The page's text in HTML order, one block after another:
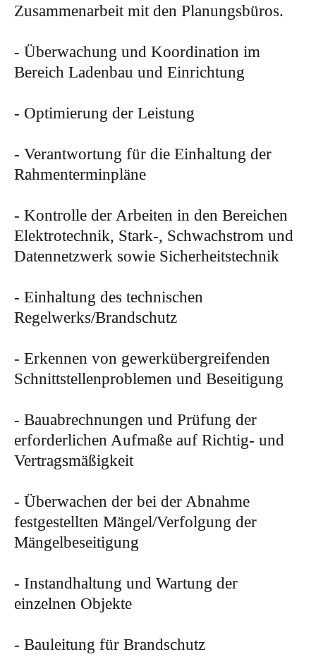
Zusammenarbeit mit den Planungsbüros.
- Überwachung und Koordination im
Bereich Ladenbau und Einrichtung
- Optimierung der Leistung
- Verantwortung für die Einhaltung der
Rahmenterminpläne
- Kontrolle der Arbeiten in den Bereichen
Elektrotechnik, Stark-, Schwachstrom und
Datennetzwerk sowie Sicherheitstechnik
- Einhaltung des technischen
Regelwerks/Brandschutz
- Erkennen von gewerkübergreifenden
Schnittstellenproblemen und Beseitigung
- Bauabrechnungen und Prüfung der
erforderlichen Aufmaße auf Richtig- und
Vertragsmäßigkeit
- Überwachen der bei der Abnahme
festgestellten Mängel/Verfolgung der
Mängelbeseitigung
- Instandhaltung und Wartung der
einzelnen Objekte
- Bauleitung für Brandschutz